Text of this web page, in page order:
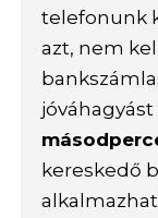
telefonunk
azt, nem
kereskedő